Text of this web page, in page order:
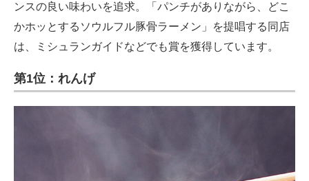
ンスの良い味わいを追求。「パンチがありながら、どこ
かホッとするソウルフル豚骨ラーメン」を提唱する同店
は、ミシュランガイドなどでも賞を獲得しています。
第1位：れんげ